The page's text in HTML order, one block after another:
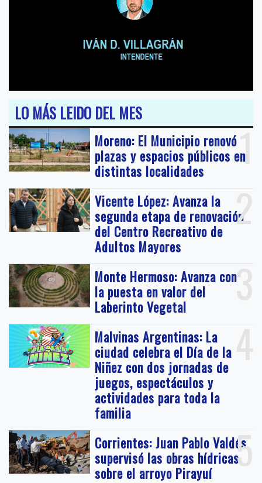
LO MÁS LEIDO DEL MES
1
Moreno: El Municipio renovó
plazas y espacios públicos en
distintas localidades
2
Vicente López: Avanza la
segunda etapa de renovación
del Centro Recreativo de
Adultos Mayores
3
Monte Hermoso: Avanza con
la puesta en valor del
Laberinto Vegetal
4
Malvinas Argentinas: La
ciudad celebra el Día de la
Niñez con dos jornadas de
juegos, espectáculos y
actividades para toda la
familia
5
Corrientes: Juan Pablo Valdés
supervisó las obras hídricas
sobre el arroyo Pirayuí